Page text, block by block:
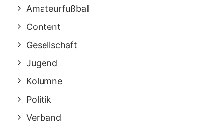
Amateurfußball
Content
Gesellschaft
Jugend
Kolumne
Politik
Verband